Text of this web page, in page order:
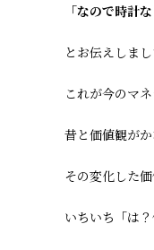
「なので時計
とお伝えしまし
これが今のマ
昔と価値観が
その変化した
いちいち「は